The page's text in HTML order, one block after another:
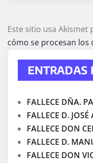
Este sitio usa Akismet
cómo se procesan
ENTRADAS
FALLECE DÑA.
FALLECE D.
FALLECE DON
FALLECE D.
FALLECE DON